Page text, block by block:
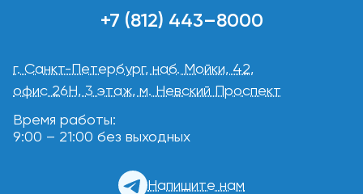
+7 (812) 443–8000
г. Санкт-Петербург, наб. Мойки, 42,
офис 26Н, 3 этаж, м. Невский Проспект
Время работы:
9:00 – 21:00 без выходных
Напишите нам